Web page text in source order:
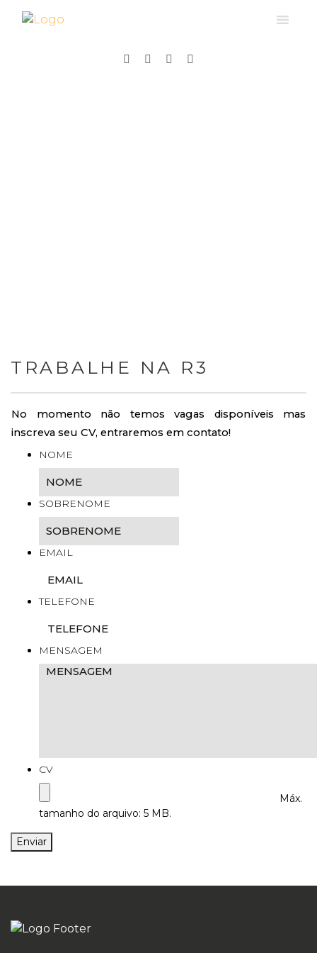
TRABALHE NA R3
No momento não temos vagas disponíveis mas
inscreva seu CV, entraremos em contato!
NOME
SOBRENOME
EMAIL
TELEFONE
MENSAGEM
CV
Máx.
tamanho do arquivo: 5 MB.
Enviar